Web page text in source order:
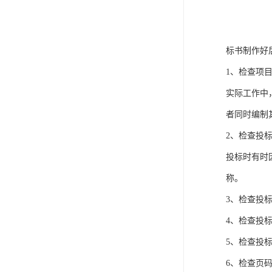
标书制作好
1、检查项
实际工作中
者同时编制
2、检查投
投标时有时
称。
3、检查投
4、检查投
5、检查投
6、检查页